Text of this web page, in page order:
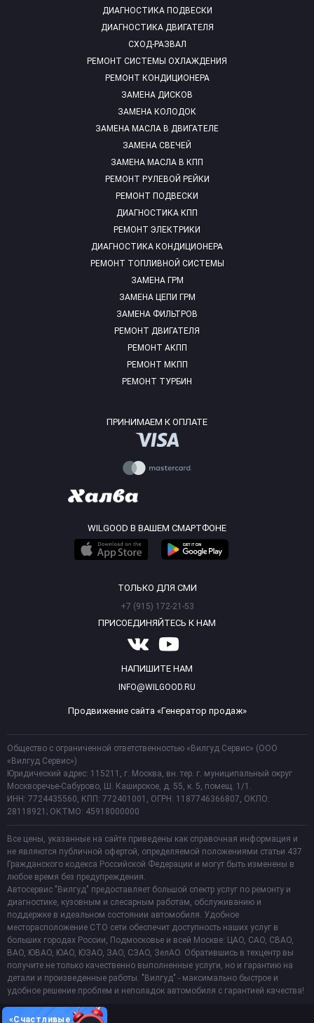
ДИАГНОСТИКА ПОДВЕСКИ
ДИАГНОСТИКА ДВИГАТЕЛЯ
СХОД-РАЗВАЛ
РЕМОНТ СИСТЕМЫ ОХЛАЖДЕНИЯ
РЕМОНТ КОНДИЦИОНЕРА
ЗАМЕНА ДИСКОВ
ЗАМЕНА КОЛОДОК
ЗАМЕНА МАСЛА В ДВИГАТЕЛЕ
ЗАМЕНА СВЕЧЕЙ
ЗАМЕНА МАСЛА В КПП
РЕМОНТ РУЛЕВОЙ РЕЙКИ
РЕМОНТ ПОДВЕСКИ
ДИАГНОСТИКА КПП
РЕМОНТ ЭЛЕКТРИКИ
ДИАГНОСТИКА КОНДИЦИОНЕРА
РЕМОНТ ТОПЛИВНОЙ СИСТЕМЫ
ЗАМЕНА ГРМ
ЗАМЕНА ЦЕПИ ГРМ
ЗАМЕНА ФИЛЬТРОВ
РЕМОНТ ДВИГАТЕЛЯ
РЕМОНТ АКПП
РЕМОНТ МКПП
РЕМОНТ ТУРБИН
ПРИНИМАЕМ К ОПЛАТЕ
WILGOOD В ВАШЕМ СМАРТФОНЕ
ТОЛЬКО ДЛЯ СМИ
+7 (915) 172-21-53
ПРИСОЕДИНЯЙТЕСЬ К НАМ
НАПИШИТЕ НАМ
INFO@WILGOOD.RU
Продвижение сайта «Генератор продаж»
Общество с ограниченной ответственностью «Вилгуд Сервис» (ООО
«Вилгуд Сервис»)
Юридический адрес: 115211, г. Москва, вн. тер. г. муниципальный округ
Москворечье-Сабурово, Ш. Каширское, д. 55, к. 5, помещ. 1/1.
ИНН: 7724435560, КПП: 772401001, ОГРН: 1187746366807, ОКПО:
28118921; ОКТМО: 45918000000
Все цены, указанные на сайте приведены как справочная информация и
не являются публичной офертой, определяемой положениями статьи 437
Гражданского кодекса Российской Федерации и могут быть изменены в
любое время без предупреждения.
Автосервис "Вилгуд" предоставляет большой спектр услуг по ремонту и
диагностике, кузовным и слесарным работам, обслуживанию и
поддержке в идеальном состоянии автомобиля. Удобное
месторасположение СТО сети обеспечит доступность наших услуг в
больших городах России, Подмосковье и всей Москве: ЦАО, САО, СВАО,
ВАО, ЮВАО, ЮАО, ЮЗАО, ЗАО, СЗАО, ЗелАО. Обратившись в техцентр вы
получите не только качественно выполненные услуги, но и гарантию на
детали и произведенные работы. "Вилгуд" - максимально быстрое и
удобное решение проблем и неполадок автомобиля с гарантией качества!
«Счастливые